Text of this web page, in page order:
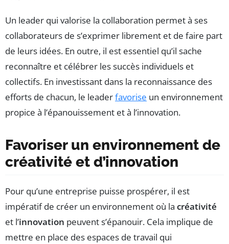
Un leader qui valorise la collaboration permet à ses
collaborateurs de s’exprimer librement et de faire part
de leurs idées. En outre, il est essentiel qu’il sache
reconnaître et célébrer les succès individuels et
collectifs. En investissant dans la reconnaissance des
efforts de chacun, le leaderfavorise un environnement
propice à l’épanouissement et à l’innovation.
Favoriser un environnement de
créativité et d’innovation
Pour qu’une entreprise puisse prospérer, il est
impératif de créer un environnement où la créativité
et l’innovation peuvent s’épanouir. Cela implique de
mettre en place des espaces de travail qui